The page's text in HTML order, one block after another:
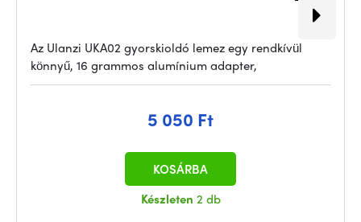
Az Ulanzi UKA02 gyorskioldó lemez egy rendkívül
könnyű, 16 grammos alumínium adapter,
5 050 Ft
Készleten 2 db
KOSÁRBA